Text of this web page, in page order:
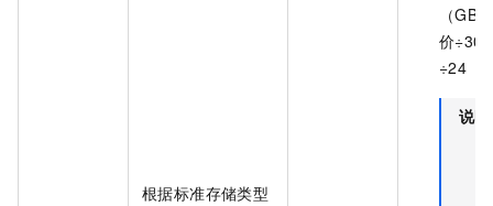
根据标准存储类型
（GB
价÷30
÷24（
说明